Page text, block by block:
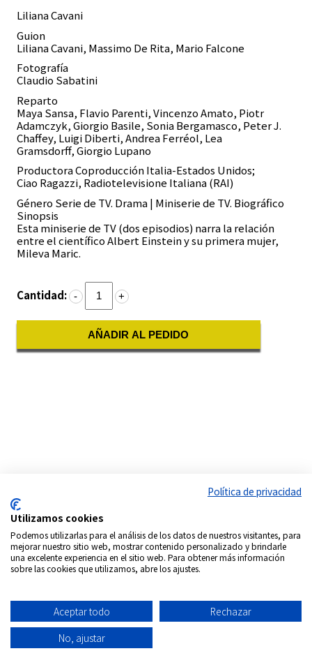
Liliana Cavani
Guion
Liliana Cavani, Massimo De Rita, Mario Falcone
Fotografía
Claudio Sabatini
Reparto
Maya Sansa, Flavio Parenti, Vincenzo Amato, Piotr
Adamczyk, Giorgio Basile, Sonia Bergamasco, Peter J.
Chaffey, Luigi Diberti, Andrea Ferréol, Lea
Gramsdorff, Giorgio Lupano
ProductoraCoproducción Italia-Estados Unidos;
Ciao Ragazzi, Radiotelevisione Italiana (RAI)
Género Serie de TV. Drama | Miniserie de TV. Biográfico
Sinopsis
Esta miniserie de TV (dos episodios) narra la relación
entre el científico Albert Einstein y su primera mujer,
Mileva Maric.
Cantidad: - +
AÑADIR AL PEDIDO
Síguenos en:
Copyrigth © 2026Internacional DVD Spain - Tienda de
Política de privacidad
Utilizamos cookies
Podemos utilizarlas para el análisis de los datos de nuestros visitantes, para
mejorar nuestro sitio web, mostrar contenido personalizado y brindarle
una excelente experiencia en el sitio web. Para obtener más información
sobre las cookies que utilizamos, abre los ajustes.
Aceptar todo
Rechazar
No, ajustar